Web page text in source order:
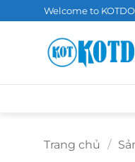
qua
Welcome to
Trang chủ /